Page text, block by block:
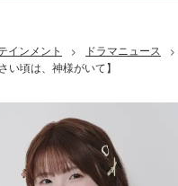
インメント > ドラマニュース >
い頃は、神様がいて】